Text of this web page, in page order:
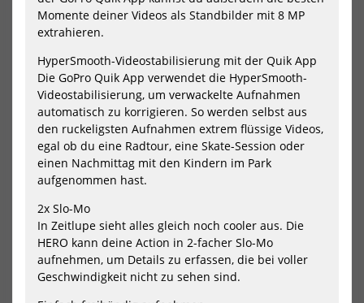
Momente deiner Videos als Standbilder mit 8 MP
extrahieren.
HyperSmooth-Videostabilisierung mit der Quik App
Die GoPro Quik App verwendet die HyperSmooth-
Videostabilisierung, um verwackelte Aufnahmen
automatisch zu korrigieren. So werden selbst aus
den ruckeligsten Aufnahmen extrem flüssige Videos,
egal ob du eine Radtour, eine Skate-Session oder
einen Nachmittag mit den Kindern im Park
aufgenommen hast.
2x Slo-Mo
In Zeitlupe sieht alles gleich noch cooler aus. Die
HERO kann deine Action in 2-facher Slo-Mo
aufnehmen, um Details zu erfassen, die bei voller
Geschwindigkeit nicht zu sehen sind.
GoPro Enduro Battery
24,99 €*
GoPro Floaty
29,99 €*
The
Handler
(Floating
Hand
Grip)